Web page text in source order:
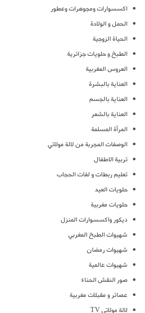
اكسسوارات ومجوهرات وعطور
الحمل و الولادة
الحياة الزوجية
الطبخ و حلويات جزائرية
العروس المغربية
العناية بالبشرة
العناية بالجسم
العناية بالشعر
المرأة المسلمة
الوصفات المجربة من لالة مولاتي
تربية الاطفال
تعليم ربطات و لفات الحجاب
حلويات العيد
حلويات مغربية
ديكور واكسسوارات المنزل
شهيوات الطبخ المغربي
شهيوات رمضان
شهيوات عالمية
صور النقش الحناء
عصائر و مقبلات مغربية
لالة مولاتي TV